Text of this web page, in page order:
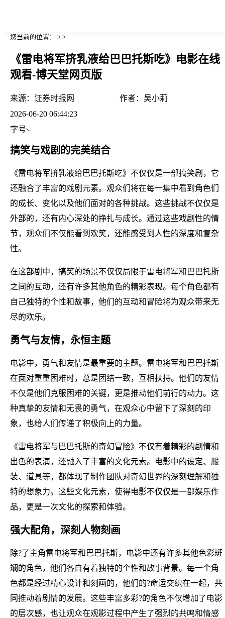
您当前的位置： > >
《雷电将军挤乳液给巴巴托斯吃》电影在线
观看-博天堂网页版
来源： 证券时报网 作者： 吴小莉
2026-06-20 06:44:23
字号
搞笑与戏剧的完美结合
《雷电将军挤乳液给巴巴托斯吃》不仅仅是一部搞笑剧，它
还融合了丰富的戏剧元素。观众们将在每一集中看到角色们
的成长、变化以及他们面对的各种挑战。这些挑战不仅仅是
外部的，还有内心深处的挣扎与成长。通过这些戏剧性的情
节，观众们不仅能看到欢笑，还能感受到人性的深度和复杂
性。
在这部剧中，搞笑的场景不仅仅局限于雷电将军和巴巴托斯
之间的互动，还有许多其他角色的精彩表现。每个角色都有
自己独特的个性和故事，他们的互动和冒险将为观众带来无
尽的欢乐。
勇气与友情，永恒主题
电影中，勇气和友情是最重要的主题。雷电将军和巴巴托斯
在面对重重困难时，总是团结一致，互相扶持。他们的友情
不仅是他们克服困难的关键，更是推动他们前行的动力。这
种真挚的友情和无畏的勇气，在观众心中留下了深刻的印
象，也给人们传递了积极向上的力量。
《雷电将军与巴巴托斯的奇幻冒险》不仅有着精彩的剧情和
出色的表演，还融入了丰富的文化元素。电影中的设定、服
装、道具等，都体现了制作团队对奇幻世界的深刻理解和独
特的想象力。这些文化元素，使得电影不仅仅是一部娱乐作
品，更是一次文化的探索和体验。
强大配角，深刻人物刻画
除?了主角雷电将军和巴巴托斯，电影中还有许多其他色彩斑
斓的角色，他们各自有着独特的个性和故事背景。每一个角
色都是经过精心设计和刻画的，他们的?命运交织在一起，共
同推动着剧情的发展。这些丰富多彩?的角色不仅增加了电影
的层次感，也让观众在观影过程中产生了强烈的共鸣和情感